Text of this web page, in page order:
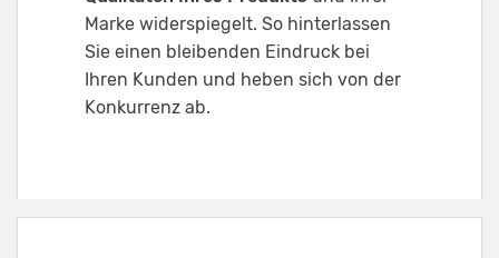
Marke widerspiegelt. So hinterlassen
Sie einen bleibenden Eindruck bei
Ihren Kunden und heben sich von der
Konkurrenz ab.